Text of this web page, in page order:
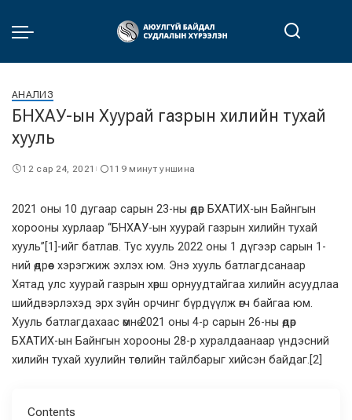
АНАЛИЗ
БНХАУ-ын Хуурай газрын хилийн тухай
хууль
12 сар 24, 2021 119 минут уншина
2021 оны 10 дугаар сарын 23-ны өдөр БХАТИХ-ын Байнгын
хорооны хурлаар “БНХАУ-ын хуурай газрын хилийн тухай
хууль”[1] -ийг батлав. Тус хууль 2022 оны 1 дүгээр сарын 1-
ний өдрөөс хэрэгжиж эхлэх юм. Энэ хууль батлагдсанаар
Хятад улс хуурай газрын хөрш орнуудтайгаа хилийн асуудлаа
шийдвэрлэхэд эрх зүйн орчинг бүрдүүлж өгч байгаа юм.
Хууль батлагдахаас өмнө 2021 оны 4-р сарын 26-ны өдөр
БХАТИХ-ын Байнгын хорооны 28-р хуралдаанаар үндэсний
хилийн тухай хуулийн төслийн тайлбарыг хийсэн байдаг.[2]
Contents